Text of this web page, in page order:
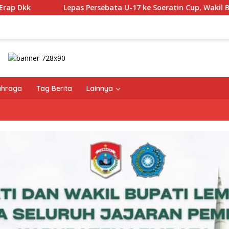
U-17 ke Soeratin Cup, Wakil Bupati Titip Harapan dan
Tag Berita Lainnya